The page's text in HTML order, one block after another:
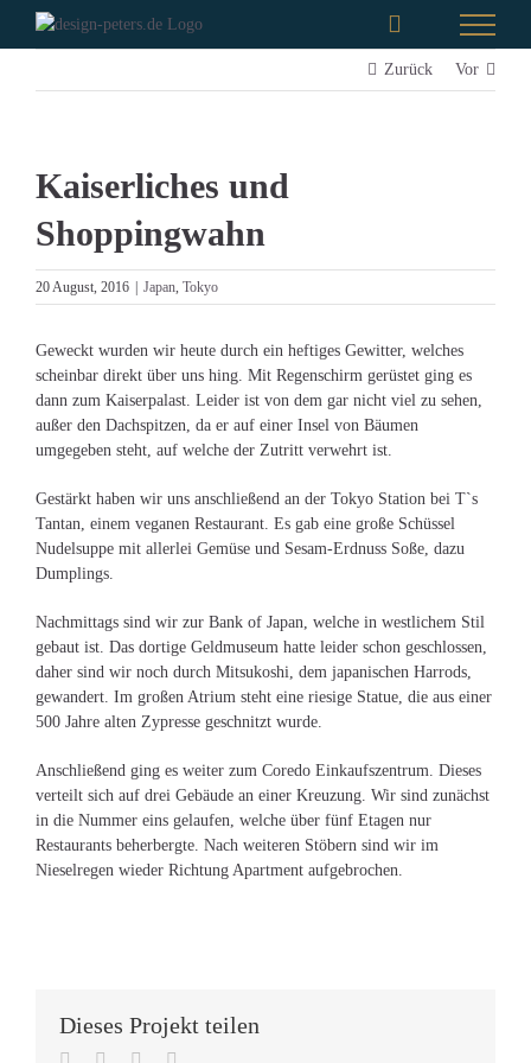
Inhalt
Zurück Vor
Kaiserliches und
Shoppingwahn
20 August, 2016 Japan, Tokyo
Geweckt wurden wir heute durch ein heftiges Gewitter, welches
scheinbar direkt über uns hing. Mit Regenschirm gerüstet ging es
dann zum Kaiserpalast. Leider ist von dem gar nicht viel zu sehen,
außer den Dachspitzen, da er auf einer Insel von Bäumen
umgegeben steht, auf welche der Zutritt verwehrt ist.
Gestärkt haben wir uns anschließend an der Tokyo Station bei T`s
Tantan, einem veganen Restaurant. Es gab eine große Schüssel
Nudelsuppe mit allerlei Gemüse und Sesam-Erdnuss Soße, dazu
Dumplings.
Nachmittags sind wir zur Bank of Japan, welche in westlichem Stil
gebaut ist. Das dortige Geldmuseum hatte leider schon geschlossen,
daher sind wir noch durch Mitsukoshi, dem japanischen Harrods,
gewandert. Im großen Atrium steht eine riesige Statue, die aus einer
500 Jahre alten Zypresse geschnitzt wurde.
Anschließend ging es weiter zum Coredo Einkaufszentrum. Dieses
verteilt sich auf drei Gebäude an einer Kreuzung. Wir sind zunächst
in die Nummer eins gelaufen, welche über fünf Etagen nur
Restaurants beherbergte. Nach weiteren Stöbern sind wir im
Nieselregen wieder Richtung Apartment aufgebrochen.
Dieses Projekt teilen
Facebook
TwitterReddit